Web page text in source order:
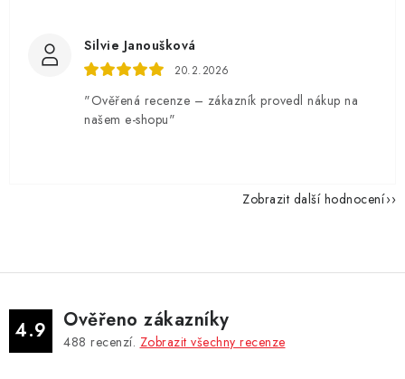
Silvie Janoušková
20.2.2026
"Ověřená recenze – zákazník provedl nákup na
našem e-shopu"
Zobrazit další hodnocení
4.9 Ověřeno zákazníky
488 recenzí. Zobrazit všechny recenze